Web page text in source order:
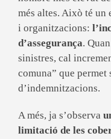
més altes. Això té un
i organitzacions:
d’assegurança.
sinistres, cal
comuna” que permet
d’indemnitzacions.
A més, ja s’observa
limitació de les